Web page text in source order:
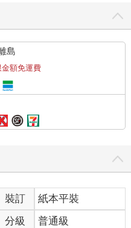
島
金額免運費
裝訂
紙本平裝
分級 普通級